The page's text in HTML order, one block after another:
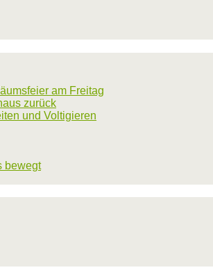
am Freitag
zurück
und Voltigieren
bewegt